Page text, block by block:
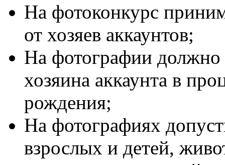
На фотоконкурс
от хозяев аккаунтов;
На фотографии должно
хозяина аккаунта в
рождения;
На фотографиях
взрослых и детей,